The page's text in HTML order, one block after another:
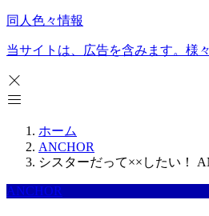
同人色々情報
当サイトは、広告を含みます。様
ホーム
ANCHOR
シスターだって××したい！
ANCHOR